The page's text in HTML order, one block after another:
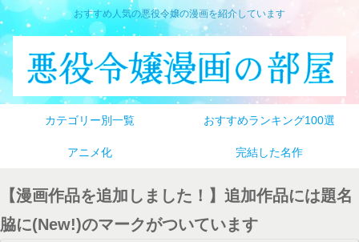
おすすめ人気の悪役令嬢の漫画を紹介しています
カテゴリー別一覧 おすすめランキング100選
アニメ化 完結した名作
【漫画作品を追加しました！】追加作品には題名
脇に(New!)のマークがついています